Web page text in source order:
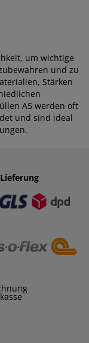
um wichtige
und zu
Stärken
A5 werden oft
und sind ideal
Zahlen